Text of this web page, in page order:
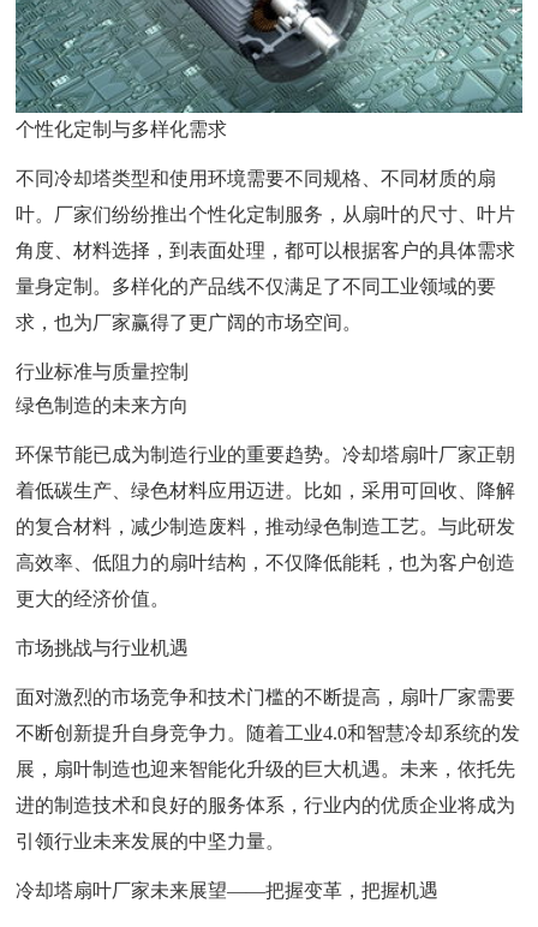
个性化定制与多样化需求
不同冷却塔类型和使用环境需要不同规格、不同材质的扇
叶。厂家们纷纷推出个性化定制服务，从扇叶的尺寸、叶片
角度、材料选择，到表面处理，都可以根据客户的具体需求
量身定制。多样化的产品线不仅满足了不同工业领域的要
求，也为厂家赢得了更广阔的市场空间。
行业标准与质量控制
绿色制造的未来方向
环保节能已成为制造行业的重要趋势。冷却塔扇叶厂家正朝
着低碳生产、绿色材料应用迈进。比如，采用可回收、降解
的复合材料，减少制造废料，推动绿色制造工艺。与此研发
高效率、低阻力的扇叶结构，不仅降低能耗，也为客户创造
更大的经济价值。
市场挑战与行业机遇
面对激烈的市场竞争和技术门槛的不断提高，扇叶厂家需要
不断创新提升自身竞争力。随着工业4.0和智慧冷却系统的发
展，扇叶制造也迎来智能化升级的巨大机遇。未来，依托先
进的制造技术和良好的服务体系，行业内的优质企业将成为
引领行业未来发展的中坚力量。
冷却塔扇叶厂家未来展望——把握变革，把握机遇